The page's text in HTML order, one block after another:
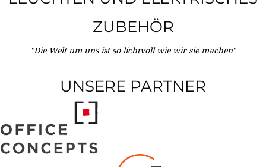
ZUBEHÖR
"Die Welt um uns ist so lichtvoll wie wir sie machen"
UNSERE PARTNER